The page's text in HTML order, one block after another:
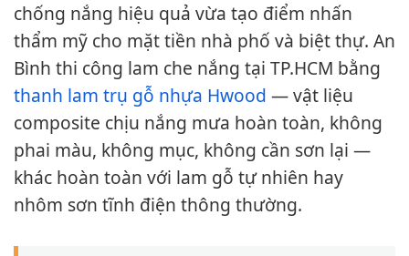
chống nắng hiệu quả vừa tạo điểm nhấn
thẩm mỹ cho mặt tiền nhà phố và biệt thự. An
Bình thi công lam che nắng tại TP.HCM bằng
thanh lam trụ gỗ nhựa Hwood — vật liệu
composite chịu nắng mưa hoàn toàn, không
phai màu, không mục, không cần sơn lại —
khác hoàn toàn với lam gỗ tự nhiên hay
nhôm sơn tĩnh điện thông thường.